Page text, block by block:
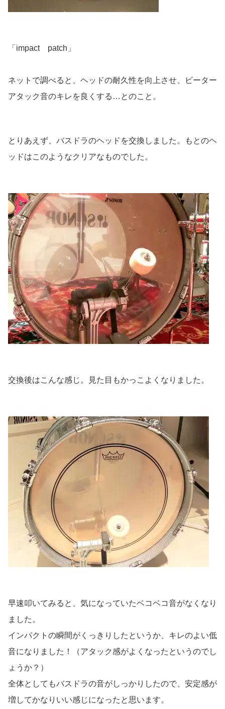
「impact patch」
ネットで調べると、ヘッドの耐久性を向上させ、ビーター
アタック音のキレを良くする…とのこと。
とりあえず、バスドラのヘッドを交換しました。もとのヘ
ッドはこのようなクリアなものでした。
交換後はこんな感じ。見た目もかっこよくなりました。
早速叩いてみると、気になっていたベコベコ音がなくなり
ました。
インパクトの瞬間がくっきりしたというか、キレのよい低
音になりました！（アタック感がよくなったというのでし
ょうか？）
全体としてもバスドラの音がしっかりしたので、安定感が
増してかなりいい感じになったと思います。